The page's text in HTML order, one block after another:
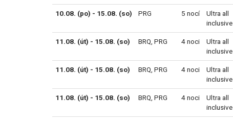
10.08. (po) - 15.08. (so) PRG 5 nocí
Ultra all
inclusive
11.08. (út) - 15.08. (so) BRQ, PRG 4 noci
Ultra all
inclusive
11.08. (út) - 15.08. (so) BRQ, PRG 4 noci
Ultra all
inclusive
11.08. (út) - 15.08. (so) BRQ, PRG 4 noci
Ultra all
inclusive